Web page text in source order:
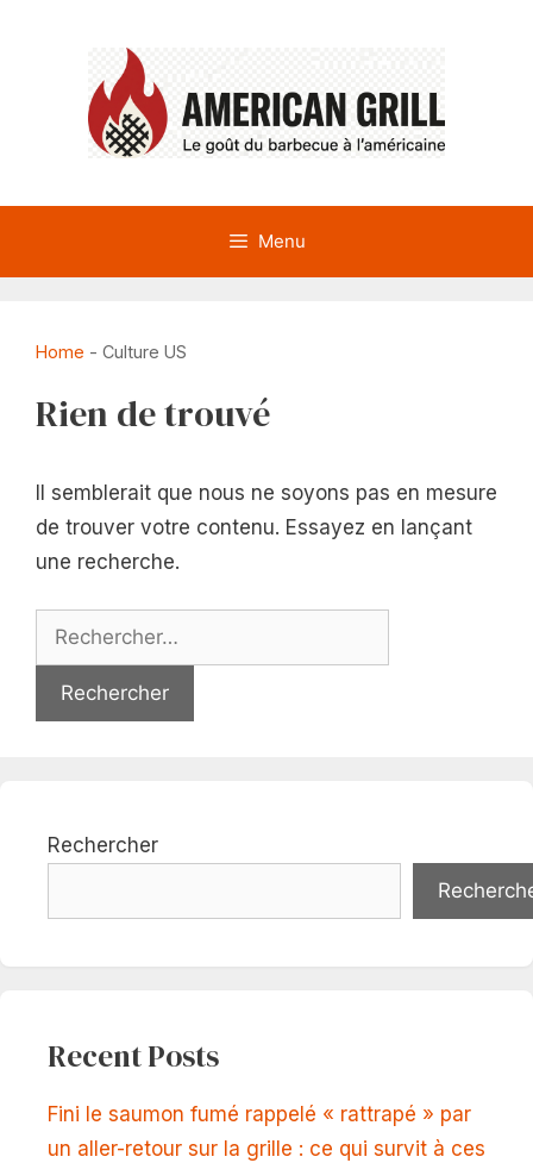
Menu
Home - Culture US
Rien de trouvé
Il semblerait que nous ne soyons pas en mesure
de trouver votre contenu. Essayez en lançant
une recherche.
Rechercher :
Rechercher
Recent Posts
Fini le saumon fumé rappelé « rattrapé » par
un aller-retour sur la grille : ce qui survit à ces